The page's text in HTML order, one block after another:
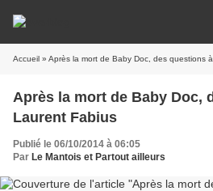
Accueil » Après la mort de Baby Doc, des questions
Après la mort de Baby Doc,
Laurent Fabius
Publié le 06/10/2014 à 06:05
Par Le Mantois et Partout ailleurs